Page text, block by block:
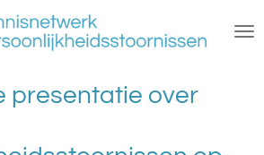
presentatie over